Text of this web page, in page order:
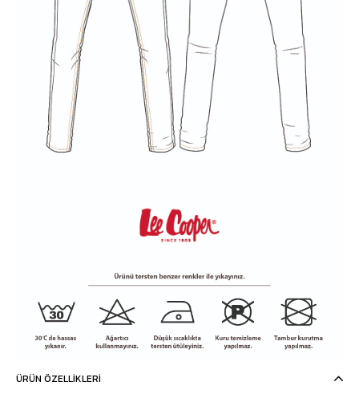
ÜRÜN ÖZELLIKLERI